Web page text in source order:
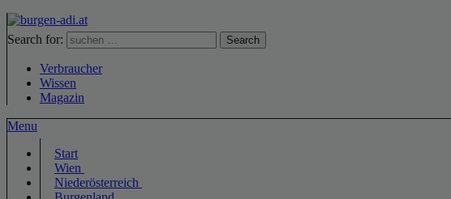
Search for: Search
Verbraucher
Wissen
Magazin
Menu
Start
Wien
Niederösterreich